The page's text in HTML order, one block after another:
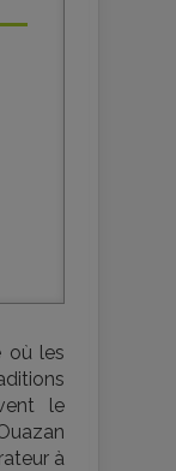
où les
le
à